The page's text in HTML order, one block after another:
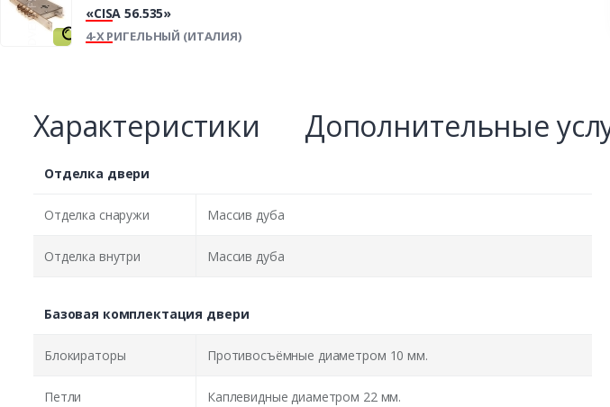
«CISA 56.535»
4-Х РИГЕЛЬНЫЙ (ИТАЛИЯ)
Характеристики Дополнительные
Отделка двери
Отделка снаружи Массив дуба
Отделка внутри Массив дуба
Базовая комплектация двери
Блокираторы Противосъёмные диаметром 10 мм.
Петли Каплевидные диаметром 22 мм.